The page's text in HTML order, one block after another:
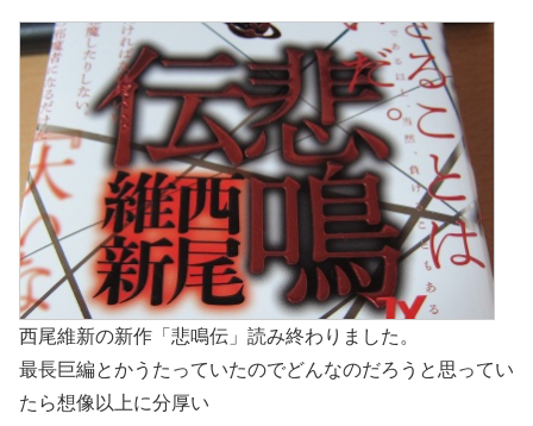
西尾維新の新作「悲鳴伝」読み終わりました。
最長巨編とかうたっていたのでどんなのだろうと思ってい
たら想像以上に分厚い